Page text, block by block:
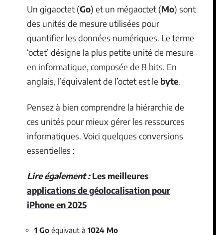
Un gigaoctet (Go) et un mégaoctet (Mo) sont
des unités de mesure utilisées pour
quantifier les données numériques. Le terme
‘octet’ désigne la plus petite unité de mesure
en informatique, composée de 8 bits. En
anglais, l’équivalent de l’octet est le byte.
Pensez à bien comprendre la hiérarchie de
ces unités pour mieux gérer les ressources
informatiques. Voici quelques conversions
essentielles :
Lire également : Les meilleures
applications de géolocalisation pour
iPhone en 2025
1 Go équivaut à 1024 Mo